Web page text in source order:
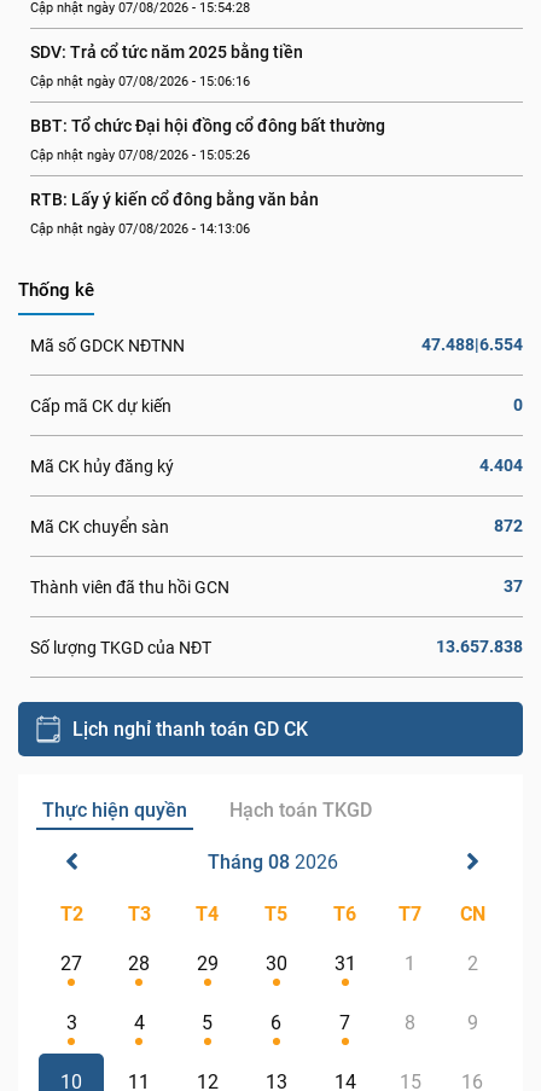
Cập nhật ngày 07/08/2026 - 15:54:28
SDV: Trả cổ tức năm 2025 bằng tiền
Cập nhật ngày 07/08/2026 - 15:06:16
BBT: Tổ chức Đại hội đồng cổ đông bất thường
Cập nhật ngày 07/08/2026 - 15:05:26
RTB: Lấy ý kiến cổ đông bằng văn bản
Cập nhật ngày 07/08/2026 - 14:13:06
Thống kê
Mã số GDCK NĐTNN 47.488|6.554
Cấp mã CK dự kiến 0
Mã CK hủy đăng ký 4.404
Mã CK chuyển sàn 872
Thành viên đã thu hồi GCN 37
Số lượng TKGD của NĐT 13.657.838
Lịch nghỉ thanh toán GD CK
Thực hiện quyền Hạch toán TKGD
Tháng 08 2026
T2 T3 T4 T5 T6 T7 CN
27 28 29 30 31 1 2
3 4 5 6 7 8 9
10 11 12 13 14 15 16